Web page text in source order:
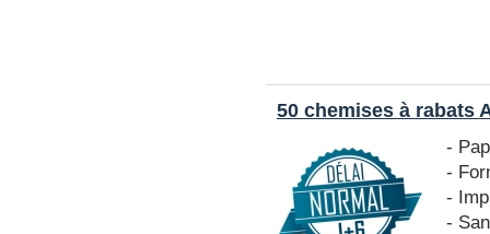
50 chemises à rabats
-
-
-
-